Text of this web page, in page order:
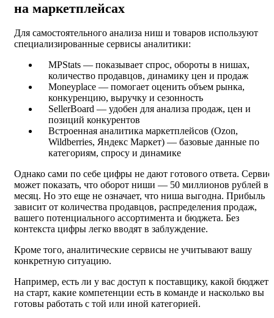
на маркетплейсах
Для самостоятельного анализа ниш и товаров используют
специализированные сервисы аналитики:
MPStats — показывает спрос, обороты в нишах,
количество продавцов, динамику цен и продаж
Moneyplace — помогает оценить объем рынка,
конкуренцию, выручку и сезонность
SellerBoard — удобен для анализа продаж, цен и
позиций конкурентов
Встроенная аналитика маркетплейсов (Ozon,
Wildberries, Яндекс Маркет) — базовые данные по
категориям, спросу и динамике
Однако сами по себе цифры не дают готового ответа. Сервис
может показать, что оборот ниши — 50 миллионов рублей в
месяц. Но это еще не означает, что ниша выгодна. Прибыль
зависит от количества продавцов, распределения продаж,
вашего потенциального ассортимента и бюджета. Без
контекста цифры легко вводят в заблуждение.
Кроме того, аналитические сервисы не учитывают вашу
конкретную ситуацию.
Например, есть ли у вас доступ к поставщику, какой бюджет
на старт, какие компетенции есть в команде и насколько вы
готовы работать с той или иной категорией.